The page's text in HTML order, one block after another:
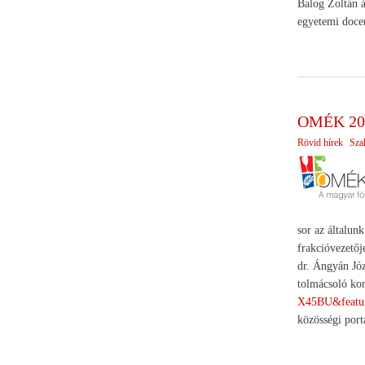
Balog Zoltán
egyetemi
OMÉK
Rövid hírek
sor az
dr. Ángyán
tolmácsoló
közösségi